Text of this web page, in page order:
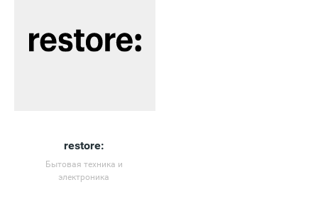
restore:
Бытовая техника и
электроника